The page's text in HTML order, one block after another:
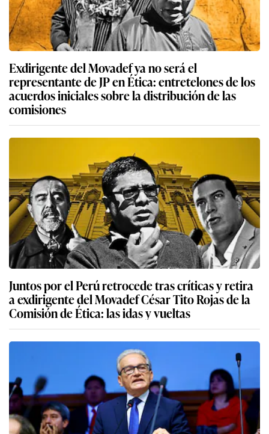
Exdirigente del Movadef ya no será el
representante de JP en Ética: entretelones de los
acuerdos iniciales sobre la distribución de las
comisiones
Juntos por el Perú retrocede tras críticas y retira
a exdirigente del Movadef César Tito Rojas de la
Comisión de Ética: las idas y vueltas